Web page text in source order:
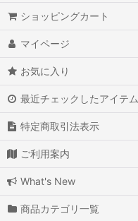
ショッピングカート
マイページ
お気に入り
最近チェックしたアイテム
特定商取引法表示
ご利用案内
What's New
商品カテゴリ一覧